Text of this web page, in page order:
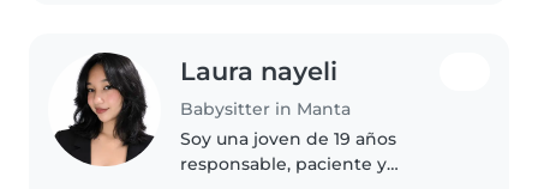
Laura nayeli
Babysitter in Manta
Soy una joven de 19 años
responsable, paciente y